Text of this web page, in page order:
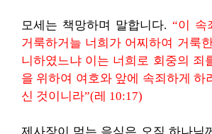
모세는 책망하며 말합니다. “이 속
거룩하거늘 너희가 어찌하여 거룩
니하였느냐 이는 너희로 회중의 죄
을 위하여 여호와 앞에 속죄하게 하
신 것이니라”(레 10:17)